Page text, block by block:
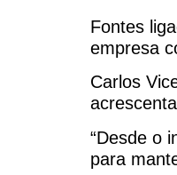
Fontes
empresa
Carlos
“Desde o
para